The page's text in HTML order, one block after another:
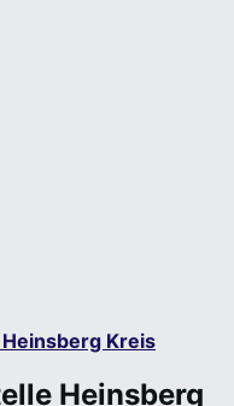
Kreis
Heinsberg